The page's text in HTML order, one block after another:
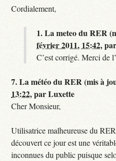
Cordialement,
1.La meteo du RER
février 2011, 15:42,
C’est corrigé. Merci de
7.La météo du RER (mis à
13:22,parLuxette
Cher Monsieur,
Utilisatrice malheureuse du
découvert ce jour est une
inconnues du public puisque